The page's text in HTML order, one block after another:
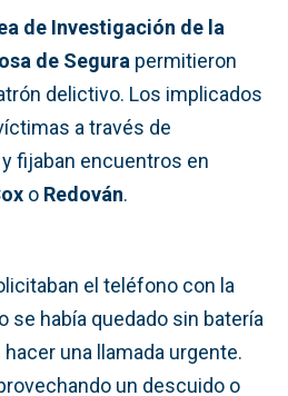
de Investigación de la
de Segura permitieron
delictivo. Los implicados
a través de
fijaban encuentros en
o Redován.
el teléfono con la
se había quedado sin batería
una llamada urgente.
un descuido o